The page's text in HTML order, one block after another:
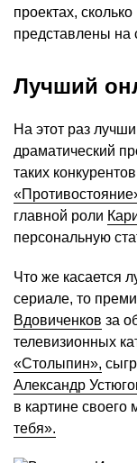
проектах,
представлены на
Лучший
На этот раз
драматический
таких
главной роли
персональную
Что же касается
сериале, то
Вдовиченков за
телевизионных
«Столыпин»,
Александр
в картине
тебя».